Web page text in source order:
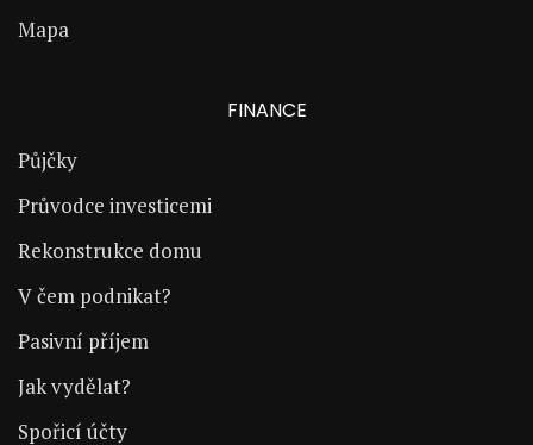
Mapa
FINANCE
Půjčky
Průvodce investicemi
Rekonstrukce domu
V čem podnikat?
Pasivní příjem
Jak vydělat?
Spořicí účty